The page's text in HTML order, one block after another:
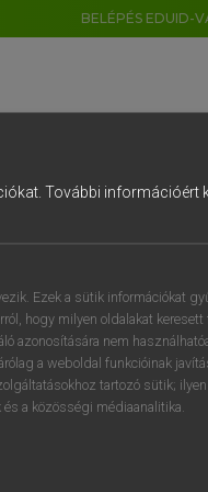
BELÉPÉS EDUID-
További információért
Ezek a sütik információkat
hogy milyen oldalakat keresett
azonosítására nem
a weboldal funkcióinak
tartozó sütik;
a közösségi médiaanalitika.
7 8 9
z u i
j k l é
b n m , .